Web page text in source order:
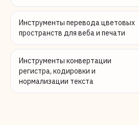
Инструменты перевода цветовых
пространств для веба и печати
Инструменты конвертации
регистра, кодировки и
нормализации текста